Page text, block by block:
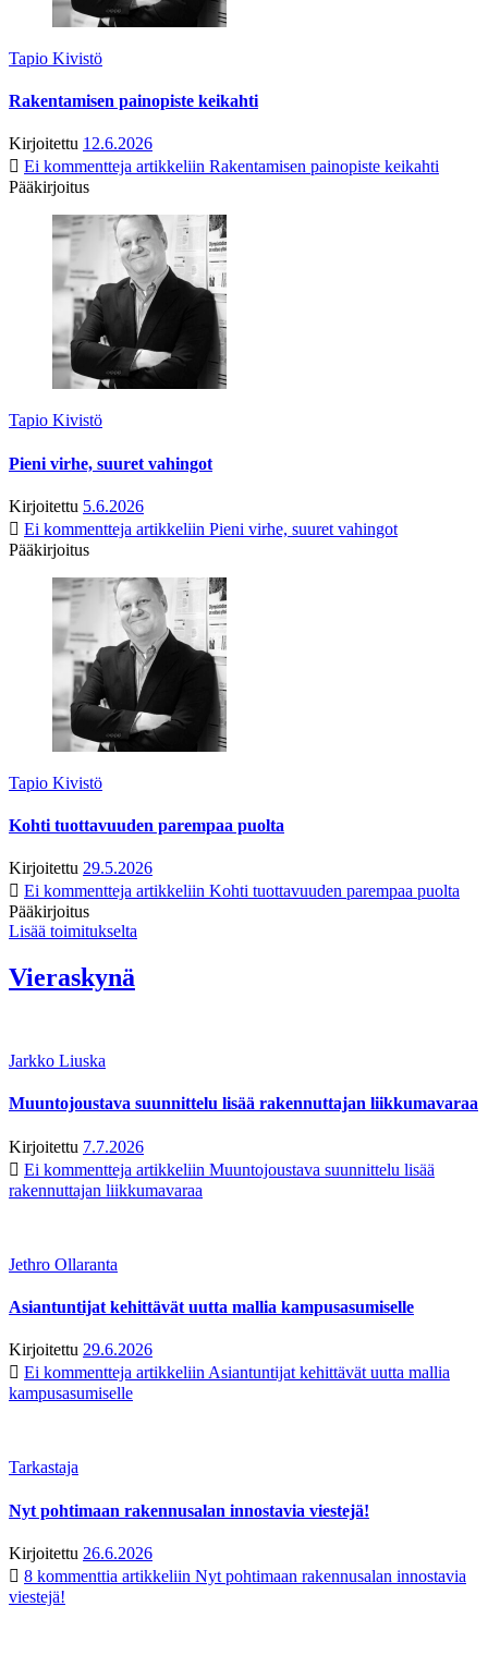
Tapio Kivistö
Rakentamisen painopiste keikahti
Kirjoitettu 12.6.2026
Ei kommentteja artikkeliin Rakentamisen painopiste keikahti
Pääkirjoitus
Tapio Kivistö
Pieni virhe, suuret vahingot
Kirjoitettu 5.6.2026
Ei kommentteja artikkeliin Pieni virhe, suuret vahingot
Pääkirjoitus
Tapio Kivistö
Kohti tuottavuuden parempaa puolta
Kirjoitettu 29.5.2026
Ei kommentteja artikkeliin Kohti tuottavuuden parempaa puolta
Pääkirjoitus
Lisää toimitukselta
Vieraskynä
Jarkko Liuska
Muuntojoustava suunnittelu lisää rakennuttajan liikkumavaraa
Kirjoitettu 7.7.2026
Ei kommentteja artikkeliin Muuntojoustava suunnittelu lisää
rakennuttajan liikkumavaraa
Jethro Ollaranta
Asiantuntijat kehittävät uutta mallia kampusasumiselle
Kirjoitettu 29.6.2026
Ei kommentteja artikkeliin Asiantuntijat kehittävät uutta mallia
kampusasumiselle
Tarkastaja
Nyt pohtimaan rakennusalan innostavia viestejä!
Kirjoitettu 26.6.2026
8 kommenttia artikkeliin Nyt pohtimaan rakennusalan innostavia
viestejä!